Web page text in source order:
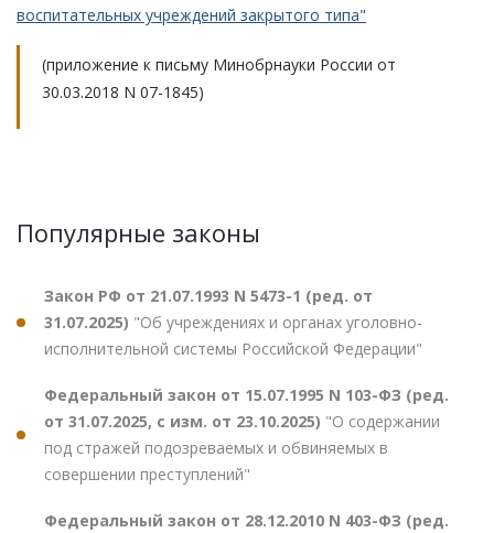
воспитательных учреждений закрытого типа"
(приложение к письму Минобрнауки России от
30.03.2018 N 07-1845)
Популярные законы
Закон РФ от 21.07.1993 N 5473-1 (ред. от
31.07.2025) "Об учреждениях и органах уголовно-
исполнительной системы Российской Федерации"
Федеральный закон от 15.07.1995 N 103-ФЗ (ред.
от 31.07.2025, с изм. от 23.10.2025) "О содержании
под стражей подозреваемых и обвиняемых в
совершении преступлений"
Федеральный закон от 28.12.2010 N 403-ФЗ (ред.